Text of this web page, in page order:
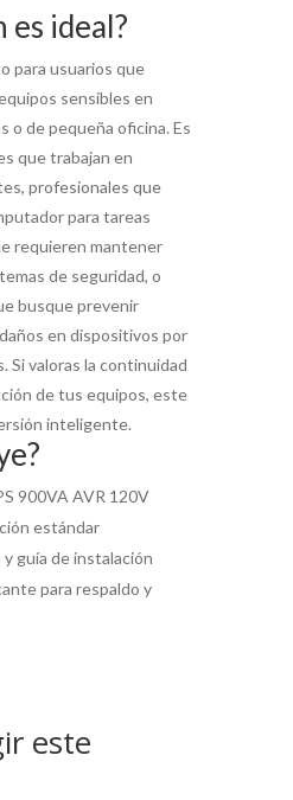
es ideal?
para usuarios que
sensibles en
o de pequeña oficina. Es
que trabajan en
profesionales que
para tareas
requieren mantener
de seguridad, o
busque prevenir
en dispositivos por
Si valoras la continuidad
de tus equipos, este
inteligente.
900VA AVR 120V
estándar
guía de instalación
para respaldo y
este